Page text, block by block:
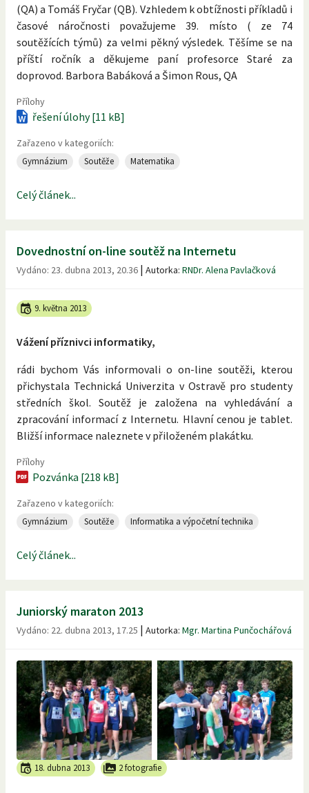
(QA) a Tomáš Fryčar (QB). Vzhledem k obtížnosti příkladů i
časové náročnosti považujeme 39. místo ( ze 74
soutěžících týmů) za velmi pěkný výsledek. Těšíme se na
příští ročník a děkujeme paní profesorce Staré za
doprovod. Barbora Babáková a Šimon Rous, QA
Přílohy
řešení úlohy [11 kB]
Zařazeno v kategoriích:
Gymnázium Soutěže Matematika
Celý článek...
Dovednostní on-line soutěž na Internetu
Vydáno: 23. dubna 2013, 20.36 | Autorka: RNDr. Alena Pavlačková
9. května 2013
Vážení příznivci informatiky,
rádi bychom Vás informovali o on-line soutěži, kterou
přichystala Technická Univerzita v Ostravě pro studenty
středních škol. Soutěž je založena na vyhledávání a
zpracování informací z Internetu. Hlavní cenou je tablet.
Bližší informace naleznete v přiloženém plakátku.
Přílohy
Pozvánka [218 kB]
Zařazeno v kategoriích:
Gymnázium Soutěže Informatika a výpočetní technika
Celý článek...
Juniorský maraton 2013
Vydáno: 22. dubna 2013, 17.25 | Autorka: Mgr. Martina Punčochářová
18. dubna 2013 2 fotografie